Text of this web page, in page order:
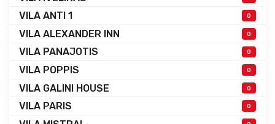
VILA ANTI 1 0
VILA ALEXANDER INN 0
VILA PANAJOTIS 0
VILA POPPIS 0
VILA GALINI HOUSE 0
VILA PARIS 0